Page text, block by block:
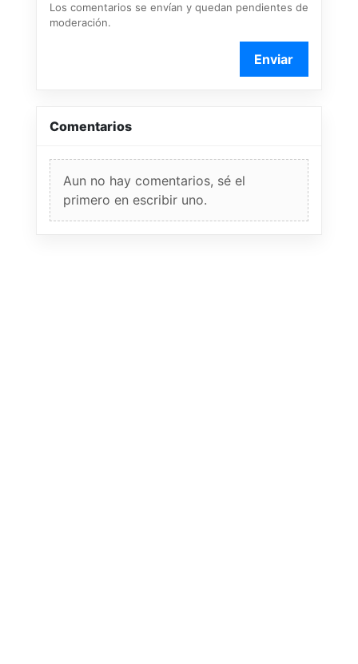
Los comentarios se envían y quedan pendientes de
moderación.
Enviar
Comentarios
Aun no hay comentarios, sé el
primero en escribir uno.